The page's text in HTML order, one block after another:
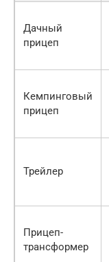
Дачный
прицеп
Кемпинговый
прицеп
Трейлер
Прицеп-
трансформер